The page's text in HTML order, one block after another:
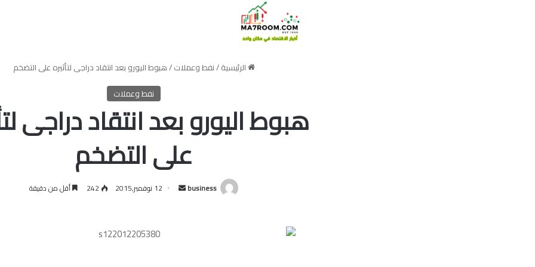
الرئيسية/نفط وعملات/هبوط اليورو بعد انتقاد دراجى لتأثيره على التضخم
نفط وعملات
هبوط اليورو بعد انتقاد دراجى
على التضخم
business
أرسل 12 نوفمبر,2015 242 أقل من دقيقة